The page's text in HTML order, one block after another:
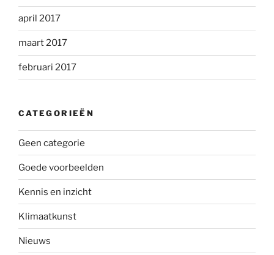
april 2017
maart 2017
februari 2017
CATEGORIEËN
Geen categorie
Goede voorbeelden
Kennis en inzicht
Klimaatkunst
Nieuws